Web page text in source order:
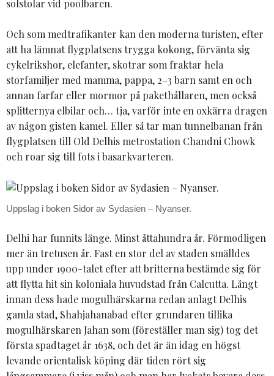
solstolar vid poolbaren.
Och som medtrafikanter kan den moderna turisten, efter
att ha lämnat flygplatsens trygga kokong, förvänta sig
cykelrikshor, elefanter, skotrar som fraktar hela
storfamiljer med mamma, pappa, 2–3 barn samt en och
annan farfar eller mormor på pakethållaren, men också
splitternya elbilar och… tja, varför inte en oxkärra dragen
av någon gisten kamel. Eller så tar man tunnelbanan från
flygplatsen till Old Delhis metrostation Chandni Chowk
och roar sig till fots i basarkvarteren.
Uppslag i boken Sidor av Sydasien – Nyanser.
Delhi har funnits länge. Minst åttahundra år. Förmodligen
mer än tretusen år. Fast en stor del av staden smälldes
upp under 1900-talet efter att britterna bestämde sig för
att flytta hit sin koloniala huvudstad från Calcutta. Långt
innan dess hade mogulhärskarna redan anlagt Delhis
gamla stad, Shahjahanabad efter grundaren tillika
mogulhärskaren Jahan som (föreställer man sig) tog det
första spadtaget år 1638, och det är än idag en högst
levande orientalisk köping där tiden rört sig